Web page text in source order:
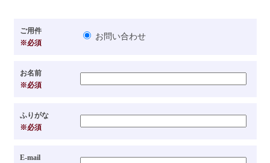
ご用件
※必須
お問い合わせ
お名前
※必須
ふりがな
※必須
E-mail